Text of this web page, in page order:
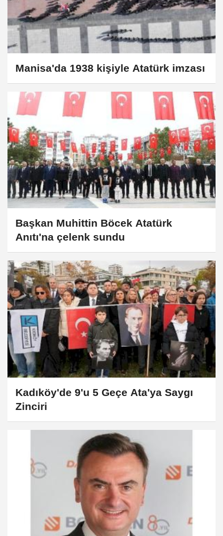
Manisa'da 1938 kişiyle Atatürk imzası
Başkan Muhittin Böcek Atatürk
Anıtı'na çelenk sundu
Kadıköy'de 9'u 5 Geçe Ata'ya Saygı
Zinciri